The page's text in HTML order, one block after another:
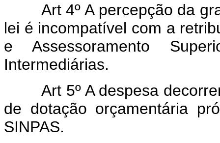
Art 4º A percepção da
lei é incompatível com a
e Assessoramento
Intermediárias.
Art 5º A despesa
de dotação orçamentária
SINPAS.